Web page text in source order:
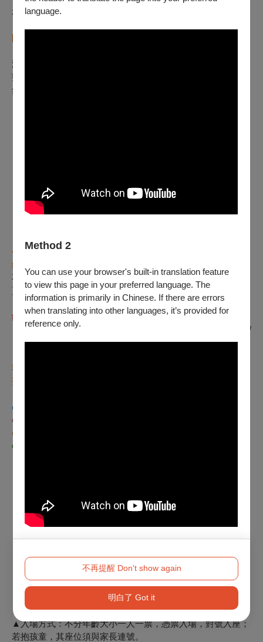
language.
Method 2
You can use your browser's built-in translation feature
to view this page in your preferred language. The
information is primarily in Chinese. If there are errors
when translating into other languages, it’s provided for
reference only.
不再提醒 Don't show again
明白了 Got it
本劇演出型式為
演員穿戴偶頭精湛演出，劇中穿插歌舞；對話生動有趣。將耳
熟能詳的故事搬上大舞台，彷彿進入童話世界，讓孩子自然而
然學習故事寓意！
◆ 劇 團 介 紹◆
銀河谷音劇團
不僅有專業與熱愛戲劇的製作團隊，
更獲得 日本飛行船劇團 的技術協力！
銀河谷音劇團｜改編製作演出的歷年劇目：
〔灰姑娘〕/〔心繪，糖果屋〕
/
〔國王的新衣〕/〔出發吧寶兒！醜小鴨歷險記〕….
我們以「教育、歡笑、感動」為戲劇創作的首要精神，創作小
孩與大人皆喜愛的戲劇演出！
o
o
o
o
※展演須知：
▲入場方式：不分年齡大小一人一票，憑票入場，對號入座；
若抱孩童，其座位須與家長連號。